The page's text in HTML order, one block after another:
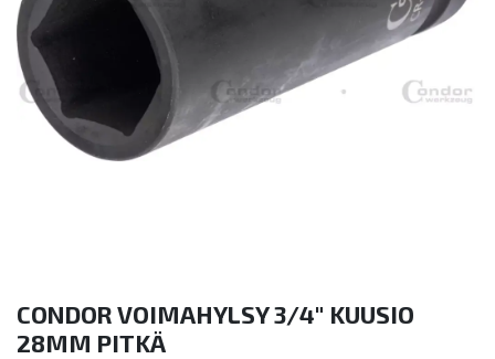
CONDOR VOIMAHYLSY 3/4" KUUSIO
28MM PITKÄ